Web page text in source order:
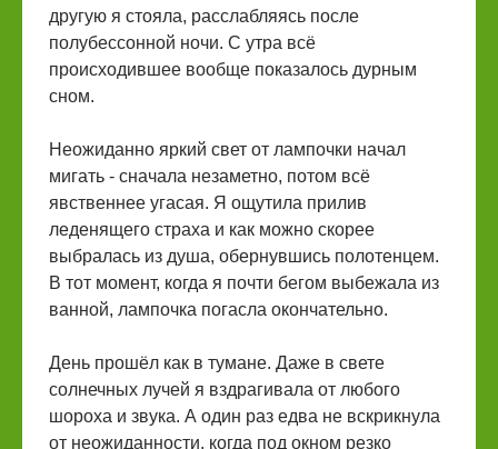
другую я стояла, расслабляясь после
полубессонной ночи. С утра всё
происходившее вообще показалось дурным
сном.
Неожиданно яркий свет от лампочки начал
мигать - сначала незаметно, потом всё
явственнее угасая. Я ощутила прилив
леденящего страха и как можно скорее
выбралась из душа, обернувшись полотенцем.
В тот момент, когда я почти бегом выбежала из
ванной, лампочка погасла окончательно.
День прошёл как в тумане. Даже в свете
солнечных лучей я вздрагивала от любого
шороха и звука. А один раз едва не вскрикнула
от неожиданности, когда под окном резко